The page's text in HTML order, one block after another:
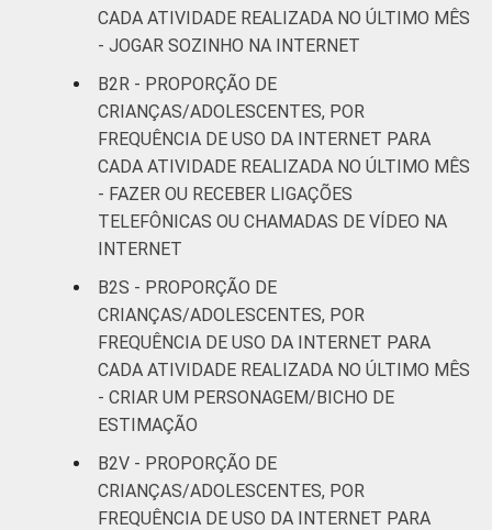
CADA ATIVIDADE REALIZADA NO ÚLTIMO MÊS
- JOGAR SOZINHO NA INTERNET
B2R - PROPORÇÃO DE
CRIANÇAS/ADOLESCENTES, POR
FREQUÊNCIA DE USO DA INTERNET PARA
CADA ATIVIDADE REALIZADA NO ÚLTIMO MÊS
- FAZER OU RECEBER LIGAÇÕES
TELEFÔNICAS OU CHAMADAS DE VÍDEO NA
INTERNET
B2S - PROPORÇÃO DE
CRIANÇAS/ADOLESCENTES, POR
FREQUÊNCIA DE USO DA INTERNET PARA
CADA ATIVIDADE REALIZADA NO ÚLTIMO MÊS
- CRIAR UM PERSONAGEM/BICHO DE
ESTIMAÇÃO
B2V - PROPORÇÃO DE
CRIANÇAS/ADOLESCENTES, POR
FREQUÊNCIA DE USO DA INTERNET PARA